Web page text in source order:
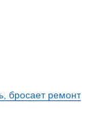
бросает ремонт